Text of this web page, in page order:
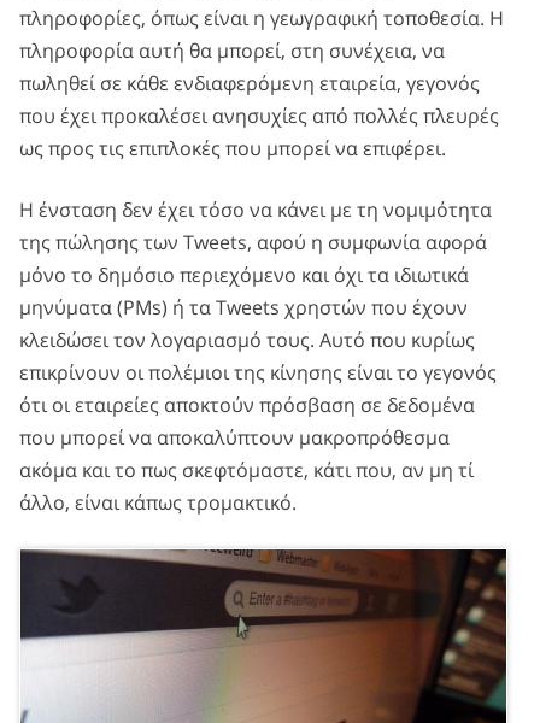
πληροφορίες, όπως είναι η γεωγραφική τοποθεσία. Η
πληροφορία αυτή θα μπορεί, στη συνέχεια, να
πωληθεί σε κάθε ενδιαφερόμενη εταιρεία, γεγονός
που έχει προκαλέσει ανησυχίες από πολλές πλευρές
ως προς τις επιπλοκές που μπορεί να επιφέρει.
Η ένσταση δεν έχει τόσο να κάνει με τη νομιμότητα
της πώλησης των Tweets, αφού η συμφωνία αφορά
μόνο το δημόσιο περιεχόμενο και όχι τα ιδιωτικά
μηνύματα (PMs) ή τα Tweets χρηστών που έχουν
κλειδώσει τον λογαριασμό τους. Αυτό που κυρίως
επικρίνουν οι πολέμιοι της κίνησης είναι το γεγονός
ότι οι εταιρείες αποκτούν πρόσβαση σε δεδομένα
που μπορεί να αποκαλύπτουν μακροπρόθεσμα
ακόμα και το πως σκεφτόμαστε, κάτι που, αν μη τί
άλλο, είναι κάπως τρομακτικό.